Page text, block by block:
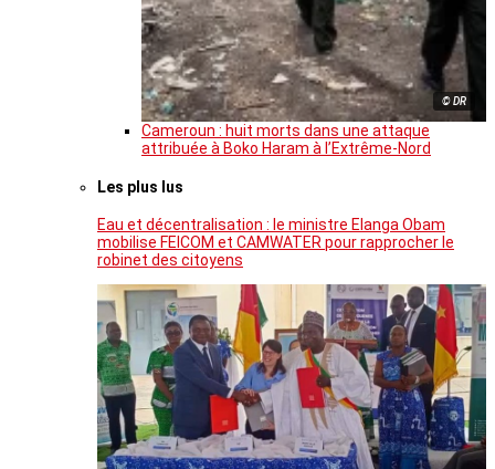
© DR
Cameroun : huit morts dans une attaque
attribuée à Boko Haram à l’Extrême-Nord
Les plus lus
Eau et décentralisation : le ministre Elanga Obam
mobilise FEICOM et CAMWATER pour rapprocher le
robinet des citoyens